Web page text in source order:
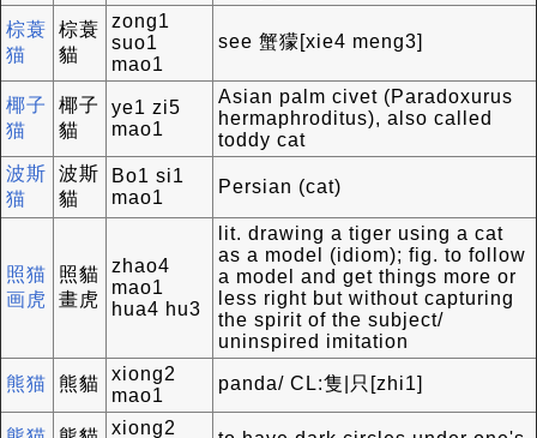
棕蓑
猫
棕蓑
貓
zong1
suo1
mao1
see 蟹獴[xie4 meng3]
椰子
猫
椰子
貓
ye1 zi5
mao1
Asian palm civet (Paradoxurus
hermaphroditus), also called
toddy cat
波斯
猫
波斯
貓
Bo1 si1
mao1
Persian (cat)
照猫
画虎
照貓
畫虎
zhao4
mao1
hua4 hu3
lit. drawing a tiger using a cat
as a model (idiom); fig. to follow
a model and get things more or
less right but without capturing
the spirit of the subject/
uninspired imitation
熊猫 熊貓
xiong2
mao1
panda/ CL:隻|只[zhi1]
xiong2